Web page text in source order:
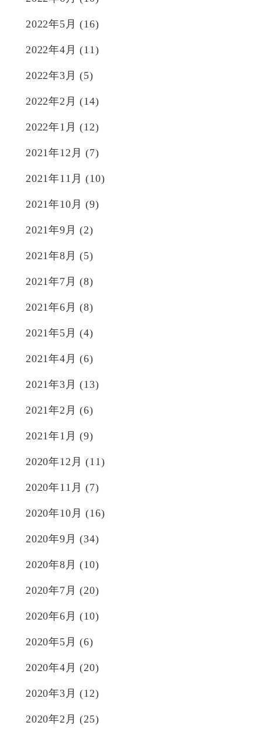
2022年5月 (16)
2022年4月 (11)
2022年3月 (5)
2022年2月 (14)
2022年1月 (12)
2021年12月 (7)
2021年11月 (10)
2021年10月 (9)
2021年9月 (2)
2021年8月 (5)
2021年7月 (8)
2021年6月 (8)
2021年5月 (4)
2021年4月 (6)
2021年3月 (13)
2021年2月 (6)
2021年1月 (9)
2020年12月 (11)
2020年11月 (7)
2020年10月 (16)
2020年9月 (34)
2020年8月 (10)
2020年7月 (20)
2020年6月 (10)
2020年5月 (6)
2020年4月 (20)
2020年3月 (12)
2020年2月 (25)